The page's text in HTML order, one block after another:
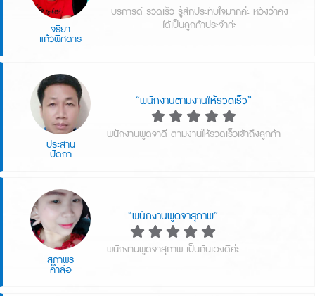
จริยา
แก้วพิศดาร
บริการดี รวดเร็ว รู้สึกประทับใจมากค่ะ หวังว่าคง
ได้เป็นลูกค้าประจำค่ะ
ประสาน
ปัดถา
“พนักงานตามงานให้รวดเร็ว”
พนักงานพูดจาดี ตามงานให้รวดเร็วเข้าถึงลูกค้า
สุภาพร
คำลือ
“พนักงานพูดจาสุภาพ”
พนักงานพูดจาสุภาพ เป็นกันเองดีค่ะ